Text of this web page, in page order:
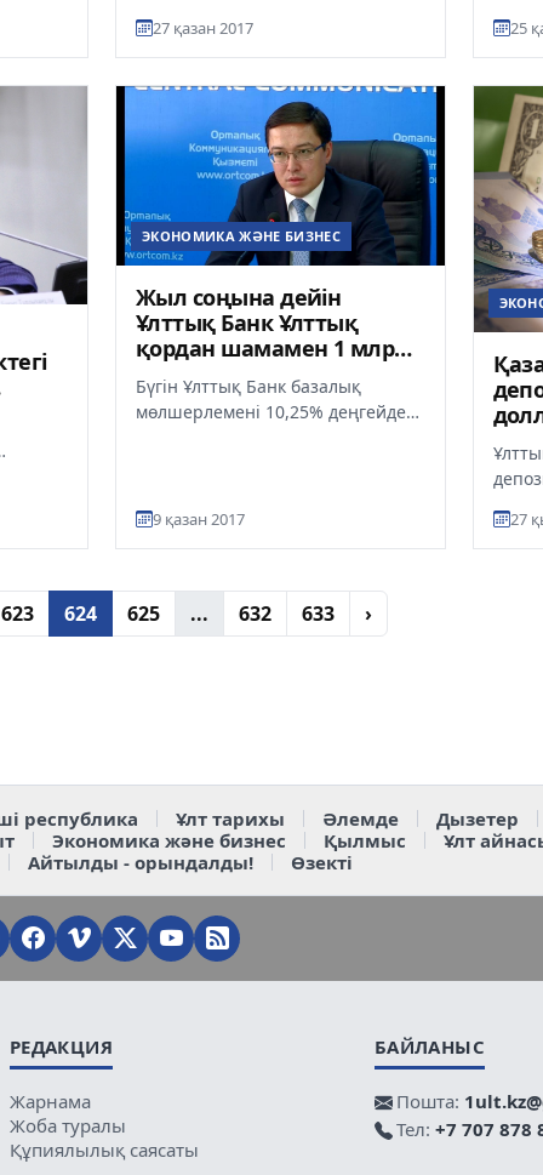
13
коммерция бойынша
индустриалдық паркі ниет...
27 қазан 2017 25
ЭКОНОМИКА ЖӘНЕ БИЗНЕС
Жыл соңына дейін
Ұлттық Банк Ұлттық
қордан шамамен 1 млрд
доллар сатуы мүмкін -
Ақышев
Бүгін Ұлттық Банк базалық
мөлшерлемені 10,25% деңгейде
9 қазан 2017 27
623 624 625 ... 632 633 ›
республика Ұлт тарихы Әлемде Дызетер
Экономика және бизнес Қылмыс Ұлт
Айтылды - орындалды! Өзекті
РЕДАКЦИЯ
Жарнама
Жоба туралы
Құпиялылық саясаты
БАЙЛАНЫС
Пошта:
Тел: +7 707 878